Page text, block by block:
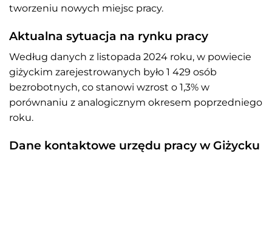
tworzeniu nowych miejsc pracy.
Aktualna sytuacja na rynku pracy
Według danych z listopada 2024 roku, w powiecie
giżyckim zarejestrowanych było 1 429 osób
bezrobotnych, co stanowi wzrost o 1,3% w
porównaniu z analogicznym okresem poprzedniego
roku.
Dane kontaktowe urzędu pracy w Giżycku